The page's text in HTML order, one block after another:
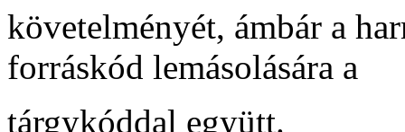
követelményét, ámbár a
forráskód lemásolására a
tárgykóddal együtt.